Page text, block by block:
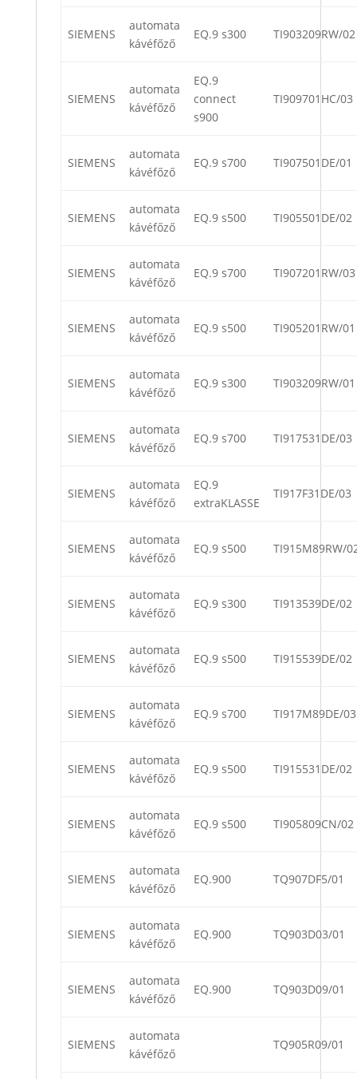
SIEMENS
automata
kávéfőző
EQ.9 s300 TI903209RW/02
SIEMENS
automata
kávéfőző
EQ.9
connect
s900
TI909701HC/03
SIEMENS
automata
kávéfőző
EQ.9 s700 TI907501DE/01
SIEMENS
automata
kávéfőző
EQ.9 s500 TI905501DE/02
SIEMENS
automata
kávéfőző
EQ.9 s700 TI907201RW/03
SIEMENS
automata
kávéfőző
EQ.9 s500 TI905201RW/01
SIEMENS
automata
kávéfőző
EQ.9 s300 TI903209RW/01
SIEMENS
automata
kávéfőző
EQ.9 s700 TI917531DE/03
SIEMENS
automata
kávéfőző
EQ.9
extraKLASSE
TI917F31DE/03
SIEMENS
automata
kávéfőző
EQ.9 s500 TI915M89RW/
SIEMENS
automata
kávéfőző
EQ.9 s300 TI913539DE/02
SIEMENS
automata
kávéfőző
EQ.9 s500 TI915539DE/02
SIEMENS
automata
kávéfőző
EQ.9 s700 TI917M89DE/03
SIEMENS
automata
kávéfőző
EQ.9 s500 TI915531DE/02
SIEMENS
automata
kávéfőző
EQ.9 s500 TI905809CN/02
SIEMENS
automata
kávéfőző
EQ.900 TQ907DF5/01
SIEMENS
automata
kávéfőző
EQ.900 TQ903D03/01
SIEMENS
automata
kávéfőző
EQ.900 TQ903D09/01
SIEMENS
automata
kávéfőző
TQ905R09/01